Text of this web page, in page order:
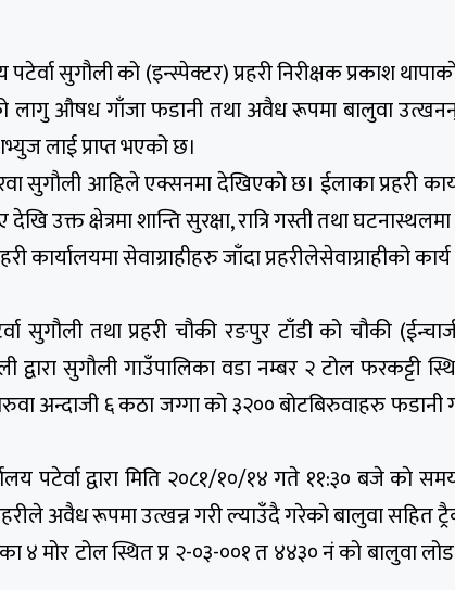
पटेर्वा सुगौली को (इन्स्पेक्टर) प्रहरी निरीक्षक प्रकाश
लागु औषध गाँजा फडानी तथा अवैध रूपमा बालुवा
लाई प्राप्त भएको छ।
सुगौली आहिले एक्सनमा देखिएको छ। ईलाका प्रहरी
उक्त क्षेत्रमा शान्ति सुरक्षा, रात्रि गस्ती तथा
कार्यालयमा सेवाग्राहीहरु जाँदा प्रहरीलेसेवाग्राहीको
सुगौली तथा प्रहरी चौकी रङपुर टाँडी को चौकी
द्वारा सुगौली गाउँपालिका वडा नम्बर २ टोल फरकट्टी
अन्दाजी ६ कठा जग्गा काे ३२०० बोटबिरुवाहरु फडानी गरि
पटेर्वा द्वारा मिति २०८१/१०/१४ गते ११:३० बजे काे
अवैध रूपमा उत्खन्न गरी ल्याउँदै गरेकाे बालुवा सहित
४ मोर टोल स्थित प्र २-०३-००१ त ४४३० नं को बालुवा लोड